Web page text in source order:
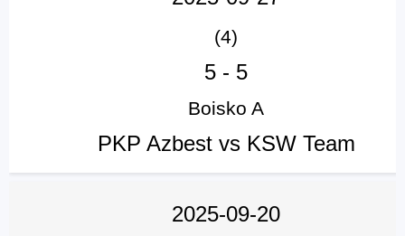
(4)
5 - 5
Boisko A
PKP Azbest vs KSW Team
2025-09-20